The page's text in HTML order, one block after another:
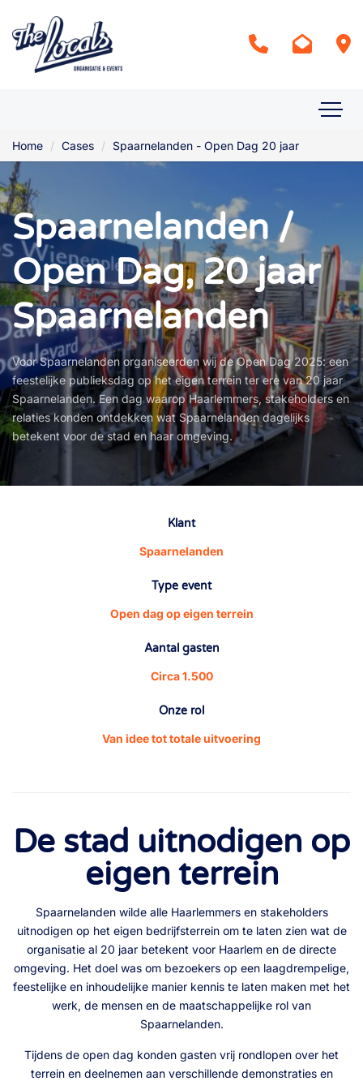
Home Cases Spaarnelanden - Open Dag 20 jaar
Spaarnelanden /
Open Dag, 20 jaar
Spaarnelanden
Voor Spaarnelanden organiseerden wij de Open Dag 2025: een
feestelijke publieksdag op het eigen terrein ter ere van 20 jaar
Spaarnelanden. Een dag waarop Haarlemmers, stakeholders en
relaties konden ontdekken wat Spaarnelanden dagelijks
betekent voor de stad en haar omgeving.
Klant
Spaarnelanden
Type event
Open dag op eigen terrein
Aantal gasten
Circa 1.500
Onze rol
Van idee tot totale uitvoering
De stad uitnodigen op
eigen terrein
Spaarnelanden wilde alle Haarlemmers en stakeholders
uitnodigen op het eigen bedrijfsterrein om te laten zien wat de
organisatie al 20 jaar betekent voor Haarlem en de directe
omgeving. Het doel was om bezoekers op een laagdrempelige,
feestelijke en inhoudelijke manier kennis te laten maken met het
werk, de mensen en de maatschappelijke rol van
Spaarnelanden.
Tijdens de open dag konden gasten vrij rondlopen over het
terrein en deelnemen aan verschillende demonstraties en